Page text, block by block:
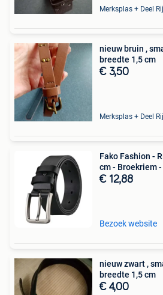
Merksplas + Deel
nieuw bruin ,
breedte 1,5 cm
€ 3,50
Merksplas + Deel
Fako Fashion -
cm - Broekriem -
€ 12,88
Bezoek website
nieuw zwart ,
breedte 1,5 cm
€ 4,00